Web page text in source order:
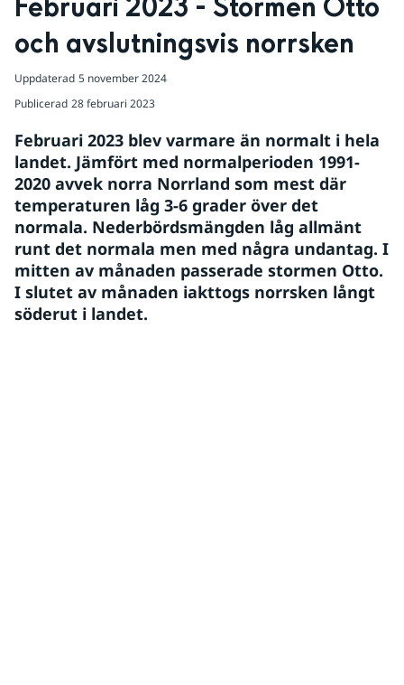
Februari 2023 - Stormen Otto
och avslutningsvis norrsken
Uppdaterad 5 november 2024
Publicerad 28 februari 2023
Februari 2023 blev varmare än normalt i hela
landet. Jämfört med normalperioden 1991-
2020 avvek norra Norrland som mest där
temperaturen låg 3-6 grader över det
normala. Nederbördsmängden låg allmänt
runt det normala men med några undantag. I
mitten av månaden passerade stormen Otto.
I slutet av månaden iakttogs norrsken långt
söderut i landet.